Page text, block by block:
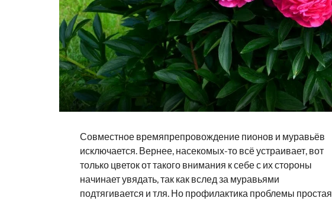
Совместное времяпрепровождение пионов и муравьёв
исключается. Вернее, насекомых-то всё устраивает, вот
только цветок от такого внимания к себе с их стороны
начинает увядать, так как вслед за муравьями
подтягивается и тля. Но профилактика проблемы простая